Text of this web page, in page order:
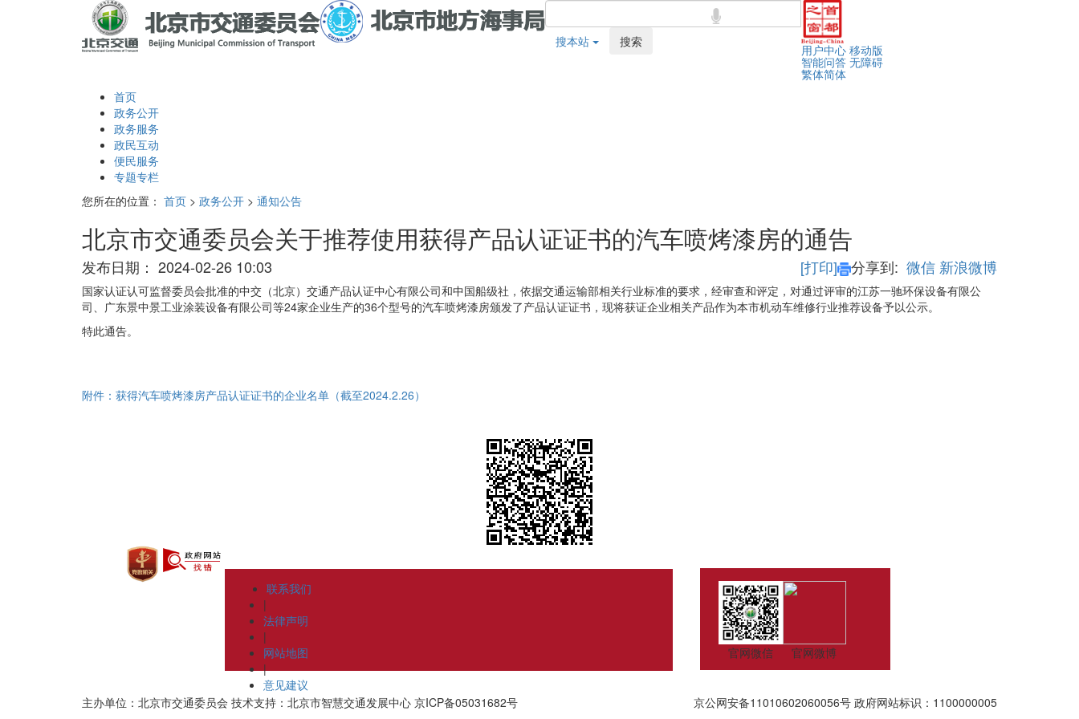
搜本站 搜索
用户中心 移动版
智能问答 无障碍
繁体简体
首页
政务公开
政务服务
政民互动
便民服务
专题专栏
您所在的位置： 首页 > 政务公开 > 通知公告
北京市交通委员会关于推荐使用获得产品认证证书的汽车喷烤漆房的通告
发布日期： 2024-02-26 10:03 [打印] 分享到: 微信 新浪微博
国家认证认可监督委员会批准的中交（北京）交通产品认证中心有限公司和中国船级社，依据交通运输部相关行业标准的要求，经审查和评定，对通过评审的江苏一驰环保设备有限公
司、广东景中景工业涂装设备有限公司等24家企业生产的36个型号的汽车喷烤漆房颁发了产品认证证书，现将获证企业相关产品作为本市机动车维修行业推荐设备予以公示。
特此通告。
附件：获得汽车喷烤漆房产品认证证书的企业名单（截至2024.2.26）
联系我们
|
法律声明
|
网站地图
|
意见建议
官网微信 官网微博
主办单位：北京市交通委员会 技术支持：北京市智慧交通发展中心 京ICP备05031682号 京公网安备11010602060056号 政府网站标识：1100000005